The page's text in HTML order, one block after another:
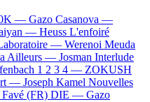
— Gazo Casanova —
— Heuss L'enfoiré
— Werenoi Meuda
Ailleurs — Josman Interlude
1 2 3 4 — ZOKUSH
— Joseph Kamel Nouvelles
Favé (FR) DIE — Gazo